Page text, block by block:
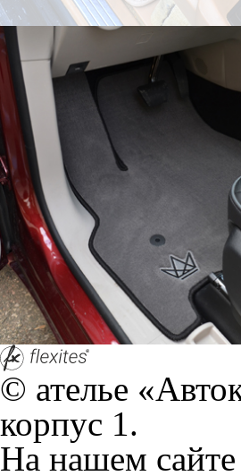
© ателье
корпус 1.
На нашем
персональных
браузером.
и т.д. Если Вы
согласие на
Положении по
+7 (351) 277 91